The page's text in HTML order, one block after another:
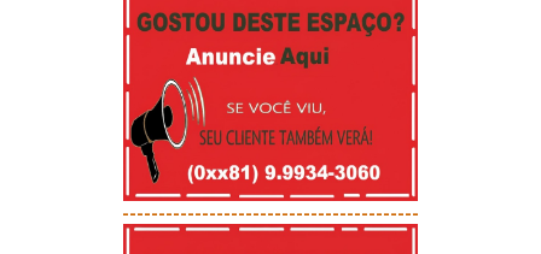
-----------------------------------------